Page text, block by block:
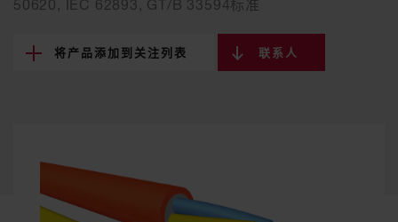
50620, IEC 62893, GT/B 33594标准
将产品添加到关注列表 联系人